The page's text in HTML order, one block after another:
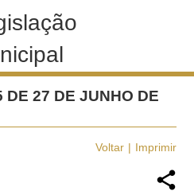
DE 27 DE JUNHO DE
Voltar Imprimir